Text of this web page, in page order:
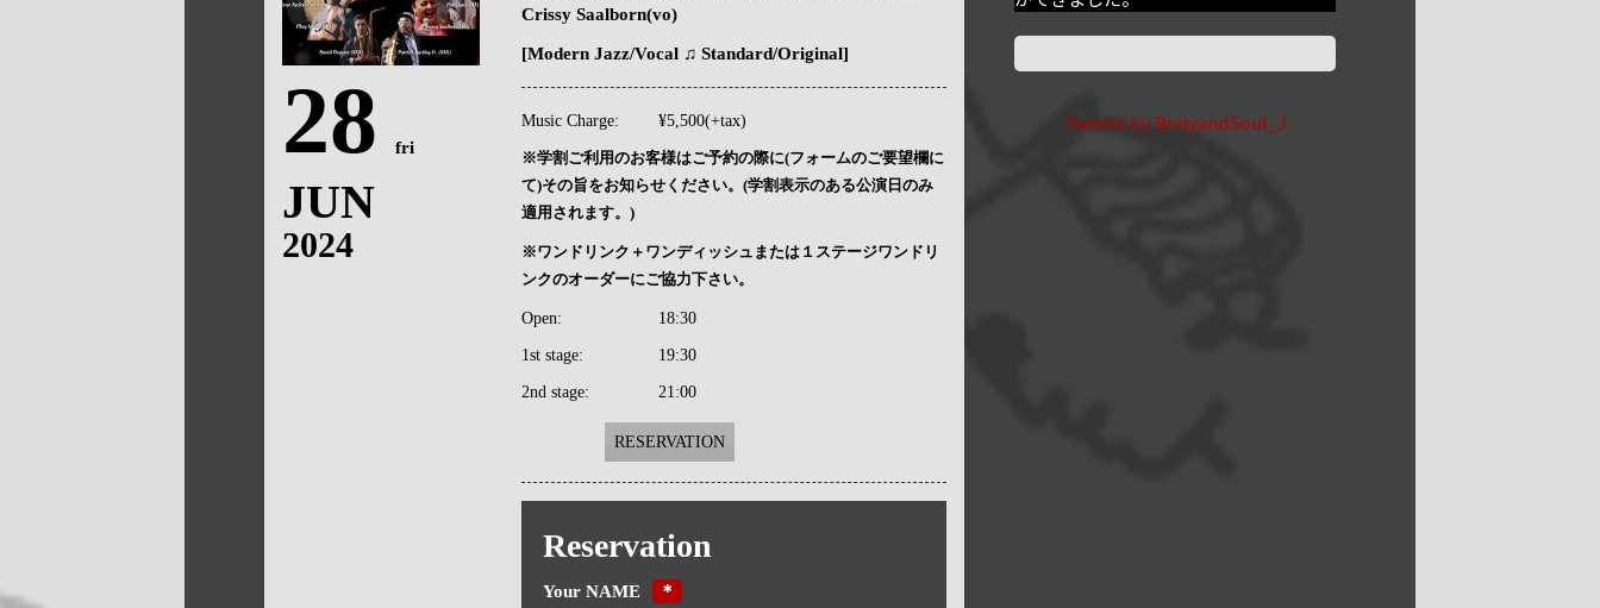
28 fri
JUN
2024
Crissy Saalborn(vo)
[Modern Jazz/Vocal ♫ Standard/Original]
Music Charge: ¥5,500(+tax)
※学割ご利用のお客様はご予約の際に(フォームのご要望欄に
て)その旨をお知らせください。(学割表示のある公演日のみ
適用されます。)
※ワンドリンク＋ワンディッシュまたは１ステージワンドリ
ンクのオーダーにご協力下さい。
Open: 18:30
1st stage: 19:30
2nd stage: 21:00
RESERVATION
Reservation
Your NAME ＊
Tweets by BodyandSoul_J